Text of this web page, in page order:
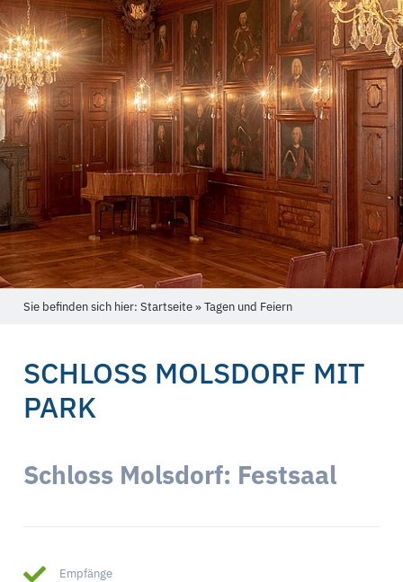
Sie befinden sich hier: Startseite » Tagen und Feiern
SCHLOSS MOLSDORF MIT
PARK
Schloss Molsdorf: Festsaal
Empfänge